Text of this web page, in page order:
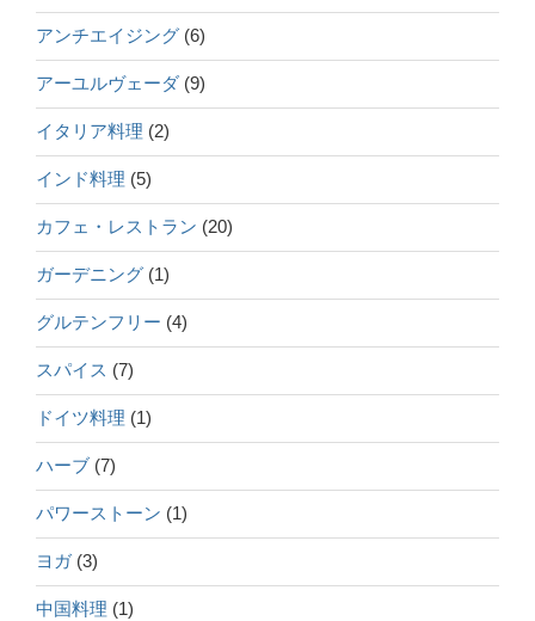
アンチエイジング (6)
アーユルヴェーダ (9)
イタリア料理 (2)
インド料理 (5)
カフェ・レストラン (20)
ガーデニング (1)
グルテンフリー (4)
スパイス (7)
ドイツ料理 (1)
ハーブ (7)
パワーストーン (1)
ヨガ (3)
中国料理 (1)